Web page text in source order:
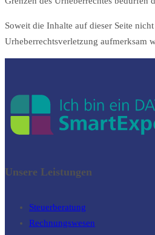
Soweit die Inhalte auf dieser Seite
Urheberrechtsverletzung aufmerksam
Unsere Leistungen
Steuerberatung
Rechnungswesen